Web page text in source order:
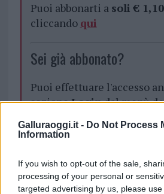
Galluraoggi.it - Do Not Process
Information
If you wish to opt-out of the sale,
processing of your personal or
targeted advertising by us, please
Puoi abbonarti a soli €
cliccando qui
Sei già abbonato?
Puoi effettuare l'accesso
sezioneLogindal menù
TEMI:
Discarica La Maddalena
Guardia Costiera La Maddalena